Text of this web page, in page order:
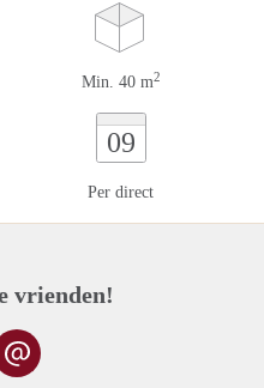
Min. 40 m2
09
Per direct
vrienden!